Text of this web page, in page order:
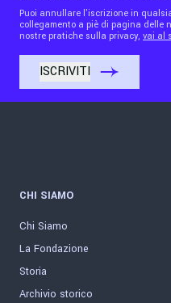
Puoi annullare l'iscrizione in
collegamento a piè di pagina delle
nostre pratiche sulla privacy, vai al
CHI SIAMO
Chi Siamo
La Fondazione
Storia
Archivio storico